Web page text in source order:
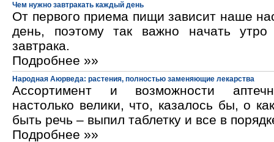
Чем нужно завтракать каждый день
От первого приема пищи зависит наше
день, поэтому так важно начать утро
завтрака.
Подробнее »»
Народная Аюрведа: растения, полностью заменяющие лекарства
Ассортимент и возможности
настолько велики, что, казалось бы, о
быть речь – выпил таблетку и все в
Подробнее »»